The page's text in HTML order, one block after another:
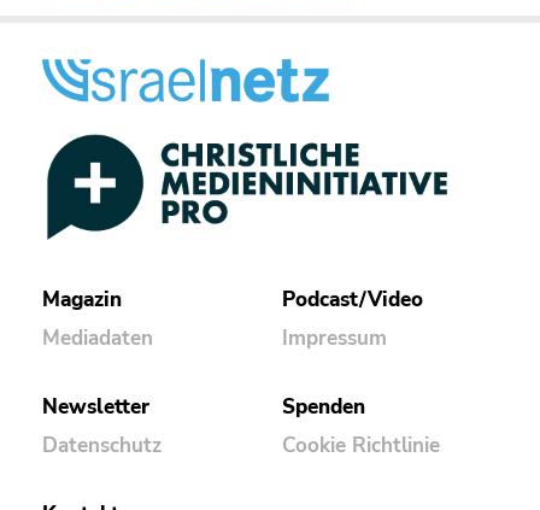
Magazin
Mediadaten
Podcast/Video
Impressum
Newsletter
Datenschutz
Spenden
Cookie Richtlinie